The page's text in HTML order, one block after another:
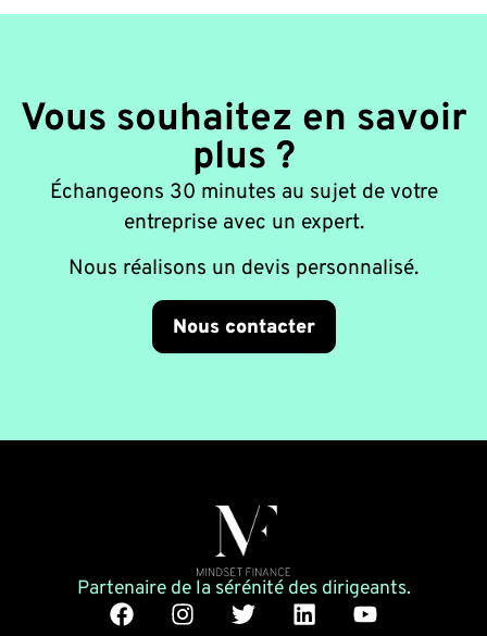
Vous souhaitez en savoir
plus ?
Échangeons 30 minutes au sujet de votre
entreprise avec un expert.
Nous réalisons un devis personnalisé.
Nous contacter
Partenaire de la sérénité des dirigeants.